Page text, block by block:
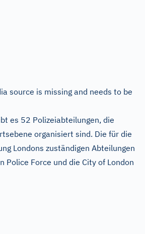
source is missing and needs to be
es 52 Polizeiabteilungen, die
organisiert sind. Die für die
Londons zuständigen Abteilungen
Police Force und die City of London